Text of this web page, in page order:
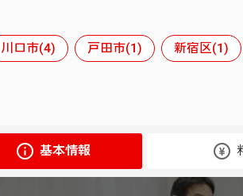
川口市(4) 戸田市(1) 新宿区(1)
基本情報